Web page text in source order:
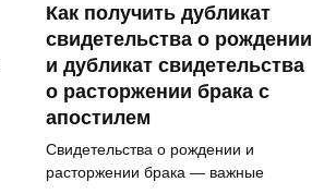
Как получить дубликат
свидетельства о рождении
и дубликат свидетельства
о расторжении брака с
апостилем
Свидетельства о рождении и
расторжении брака — важные